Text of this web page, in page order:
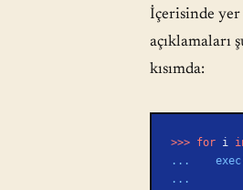
İçerisinde
açıklamaları
kısımda:
>>> for i
...
    exec
...